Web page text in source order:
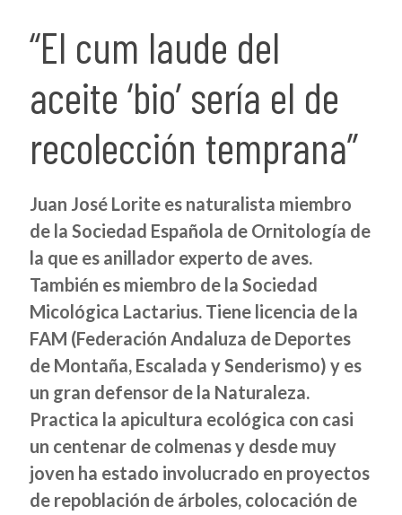
“El cum laude del
aceite ‘bio’ sería el de
recolección temprana”
Juan José Lorite es naturalista miembro
de la Sociedad Española de Ornitología de
la que es anillador experto de aves.
También es miembro de la Sociedad
Micológica Lactarius. Tiene licencia de la
FAM (Federación Andaluza de Deportes
de Montaña, Escalada y Senderismo) y es
un gran defensor de la Naturaleza.
Practica la apicultura ecológica con casi
un centenar de colmenas y desde muy
joven ha estado involucrado en proyectos
de repoblación de árboles, colocación de